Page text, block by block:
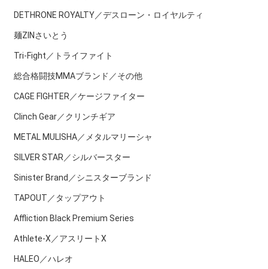
DETHRONE ROYALTY／デスローン・ロイヤルティ
麺ZINさいとう
Tri-Fight／トライファイト
総合格闘技MMAブランド／その他
CAGE FIGHTER／ケージファイター
Clinch Gear／クリンチギア
METAL MULISHA／メタルマリーシャ
SILVER STAR／シルバースター
Sinister Brand／シニスターブランド
TAPOUT／タップアウト
Affliction Black Premium Series
Athlete-X／アスリートX
HALEO／ハレオ